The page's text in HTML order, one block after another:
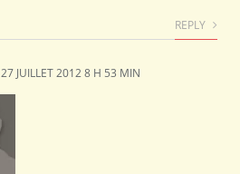
REPLY
27 JUILLET 2012 8 H 53 MIN